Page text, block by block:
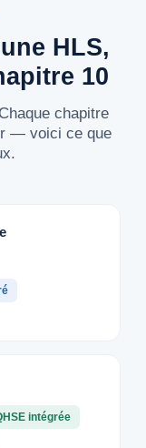
HLS,
10
chapitre
— voici ce que
intégrée